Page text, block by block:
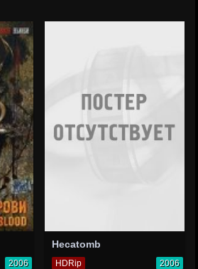
2006
Hecatomb
HDRip 2006